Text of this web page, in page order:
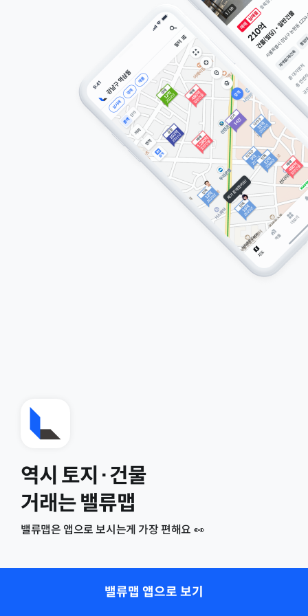
역시 토지·건물
거래는 밸류맵
밸류맵은 앱으로 보시는게 가장 편해요 👀
밸류맵 앱으로 보기